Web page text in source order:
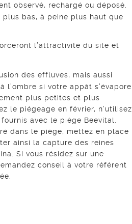
observé, rechargé ou déposé.
bas, à peine plus haut que
l’attractivité du site et
des effluves, mais aussi
si votre appât s’évapore
plus petites et plus
le piégeage en février, n’utilisez
avec le piège Beevital.
dans le piège, mettez en place
ainsi la capture des reines
Si vous résidez sur une
conseil à votre référent